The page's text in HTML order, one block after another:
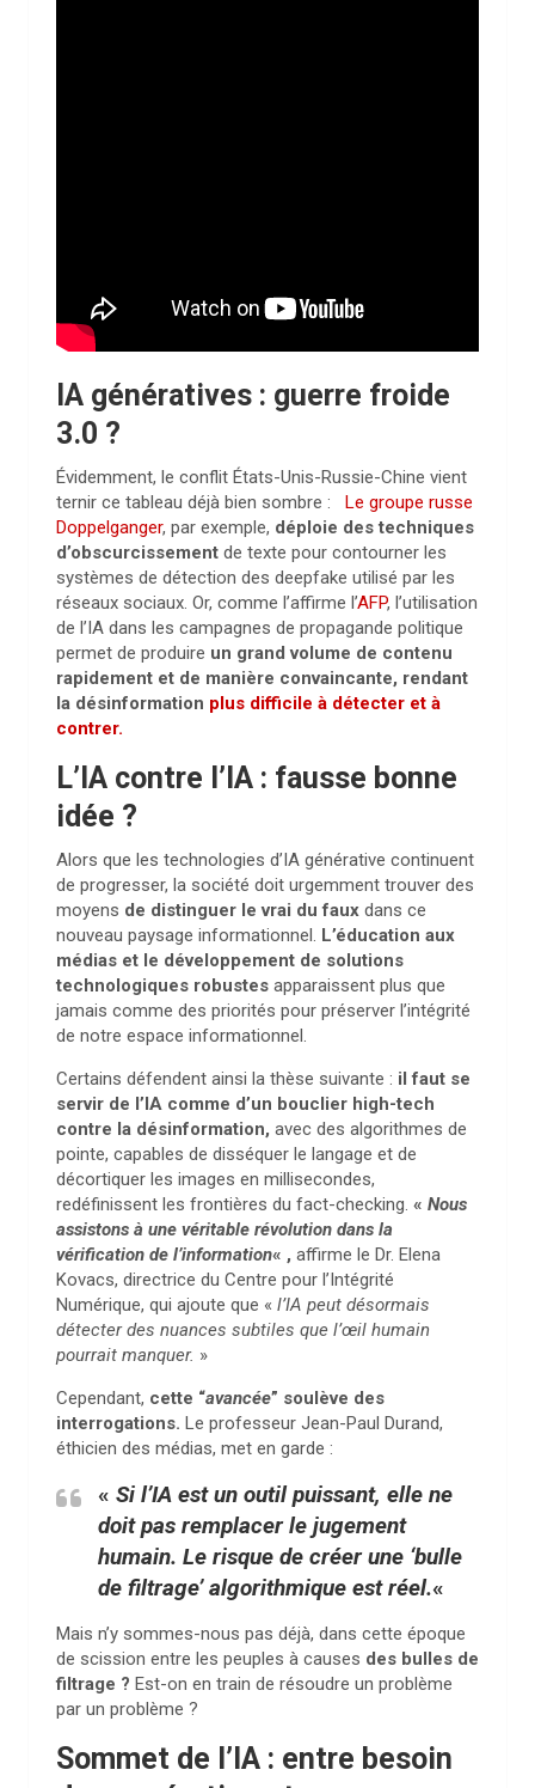
IA génératives : guerre froide
3.0 ?
Évidemment, le conflit États-Unis-Russie-Chine vient
ternir ce tableau déjà bien sombre : Le groupe russe
Doppelganger, par exemple, déploie des techniques
d’obscurcissement de texte pour contourner les
systèmes de détection des deepfake utilisé par les
réseaux sociaux. Or, comme l’affirme l’AFP, l’utilisation
de l’IA dans les campagnes de propagande politique
permet de produire un grand volume de contenu
rapidement et de manière convaincante, rendant
la désinformation plus difficile à détecter et à
contrer.
L’IA contre l’IA : fausse bonne
idée ?
Alors que les technologies d’IA générative continuent
de progresser, la société doit urgemment trouver des
moyens de distinguer le vrai du faux dans ce
nouveau paysage informationnel. L’éducation aux
médias et le développement de solutions
technologiques robustes apparaissent plus que
jamais comme des priorités pour préserver l’intégrité
de notre espace informationnel.
Certains défendent ainsi la thèse suivante : il faut se
servir de l’IA comme d’un bouclier high-tech
contre la désinformation, avec des algorithmes de
pointe, capables de disséquer le langage et de
décortiquer les images en millisecondes,
redéfinissent les frontières du fact-checking. « Nous
assistons à une véritable révolution dans la
vérification de l’information« , affirme le Dr. Elena
Kovacs, directrice du Centre pour l’Intégrité
Numérique, qui ajoute que « l’IA peut désormais
détecter des nuances subtiles que l’œil humain
pourrait manquer. »
Cependant, cette “avancée” soulève des
interrogations. Le professeur Jean-Paul Durand,
éthicien des médias, met en garde :
« Si l’IA est un outil puissant, elle ne
doit pas remplacer le jugement
humain. Le risque de créer une ‘bulle
de filtrage’ algorithmique est réel.«
Mais n’y sommes-nous pas déjà, dans cette époque
de scission entre les peuples à causes des bulles de
filtrage ? Est-on en train de résoudre un problème
par un problème ?
Sommet de l’IA : entre besoin